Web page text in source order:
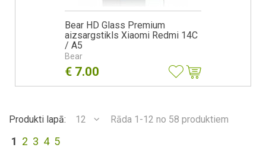
Bear HD Glass Premium
aizsargstikls Xiaomi Redmi 14C
/ A5
Bear
€ 7.00
Produkti lapā: 12 Rāda 1-12 no 58 produktiem
1 2 3 4 5